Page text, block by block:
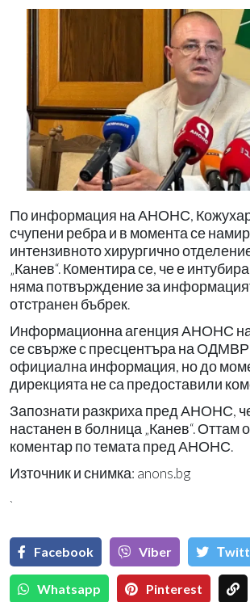
По информация на АНОНС,
счупени ребра и в момента се
интензивното хирургично
„Канев“. Коментира се, че е
няма потвърждение за
отстранен бъбрек.
Информационна агенция АНОНС
се свърже с пресцентъра на ОДМВР
официална информация, но до
дирекцията не са предоставили
Запознати разкриха пред АНОНС,
настанен в болница „Канев“. Оттам
коментар по темата пред АНОНС.
Източник и снимка: anons.bg
`
Facebook Viber
Whatsapp Pinterest